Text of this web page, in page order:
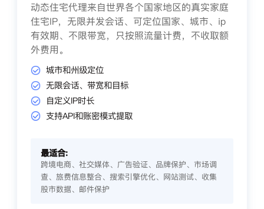
动态住宅代理来自世界各个国家地区的真实家庭
住宅IP，无限并发会话、可定位国家、城市、ip
有效期、不限带宽，只按照流量计费，不收取额
外费用。
城市和州级定位
无限会话、带宽和目标
自定义IP时长
支持API和账密模式提取
最适合:
跨境电商、社交媒体、广告验证、品牌保护、市场调
查、旅费信息整合、搜索引擎优化、网站测试、收集
股市数据、邮件保护